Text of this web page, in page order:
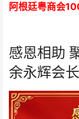
阿根廷粤商会1
感恩相助
余永辉会